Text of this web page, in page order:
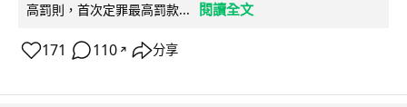
高罰則，首次定罪最高罰款...
閱讀全文
171 110 ↗ 分享